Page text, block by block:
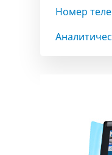
Номер